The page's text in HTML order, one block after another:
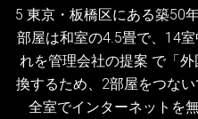
5 東京・板橋区にある築50
部屋は和室の4.5畳で、14
れを管理会社の提案 で「
換するため、2部屋をつない
全室でインターネットを